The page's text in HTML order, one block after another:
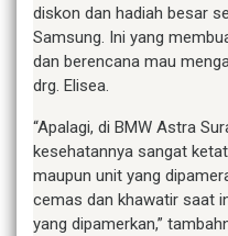
diskon dan hadiah besar
Samsung. Ini yang
dan berencana mau
drg. Elisea.
“Apalagi, di BMW Astra
kesehatannya sangat
maupun unit yang
cemas dan khawatir saat
yang dipamerkan,”